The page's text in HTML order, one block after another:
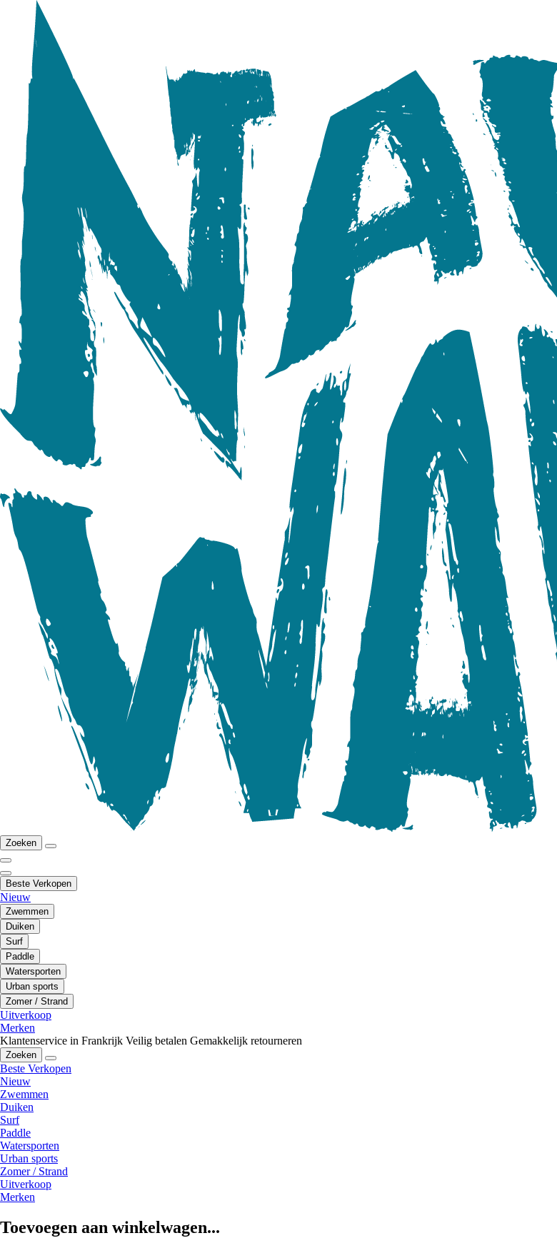
Zoeken
Beste Verkopen
Nieuw
Zwemmen
Duiken
Surf
Paddle
Watersporten
Urban sports
Zomer / Strand
Uitverkoop
Merken
Klantenservice in Frankrijk Veilig betalen Gemakkelijk retourneren
Zoeken
Beste Verkopen
Nieuw
Zwemmen
Duiken
Surf
Paddle
Watersporten
Urban sports
Zomer / Strand
Uitverkoop
Merken
Toevoegen aan winkelwagen...